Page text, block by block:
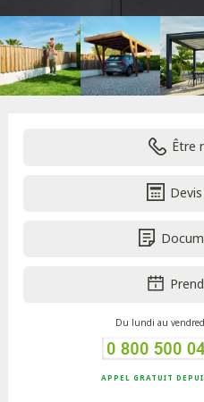
Être
Du lundi au
APPEL GRATUIT